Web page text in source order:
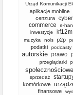
Urząd Komunikacji
aplikacje mobilne
cenzura
commerce
e-
inwestycje kf12m
muzyka nols p2p
podatki podcasty
autorskie prawo
przeglądarki
społecznościowe
sprzedaż
komórkowe
finansowe